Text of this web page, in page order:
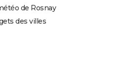
de Rosnay
des villes